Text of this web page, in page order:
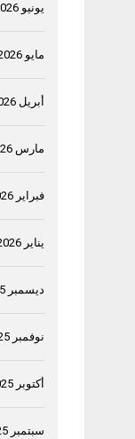
يونيو 2026
مايو 2026
أبريل 2026
مارس 2026
فبراير 2026
يناير 2026
ديسمبر 2025
نوفمبر 2025
أكتوبر 2025
سبتمبر 2025